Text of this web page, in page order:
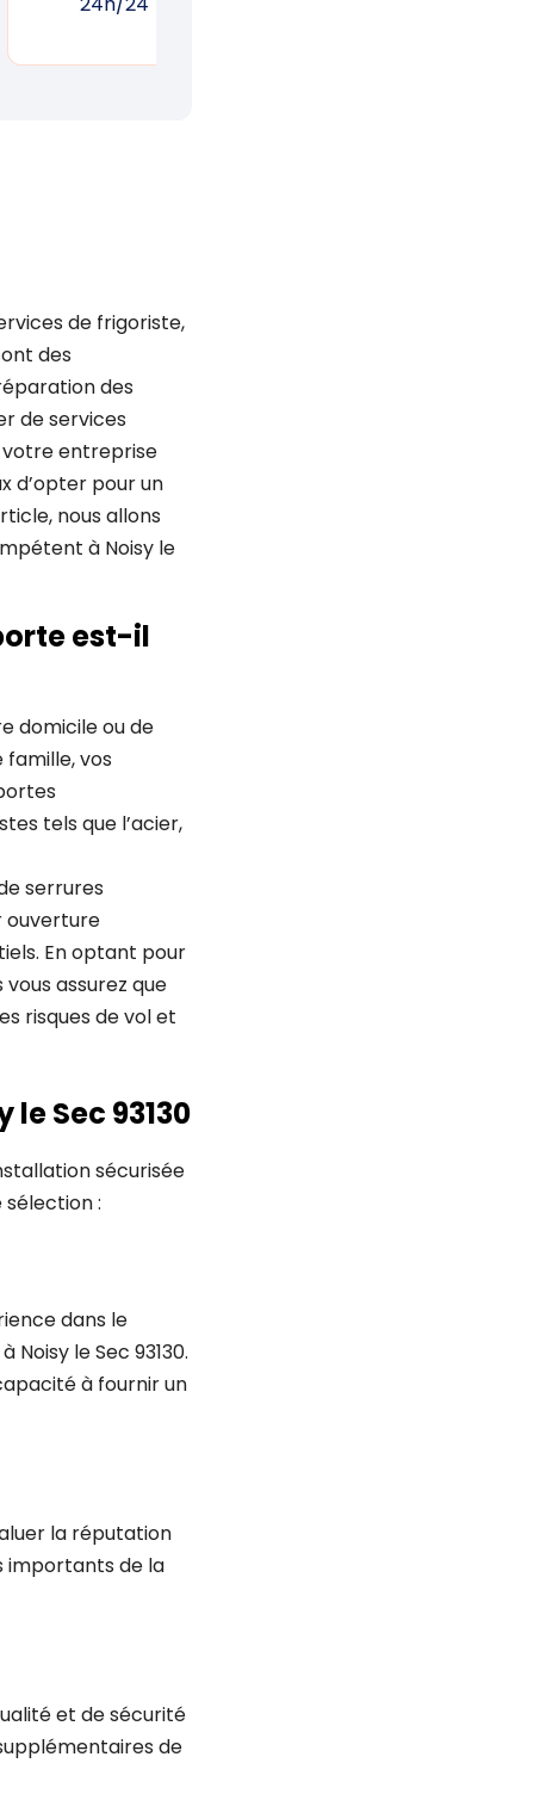
de frigoriste,
des
des
de services
entreprise
d’opter pour un
nous allons
à Noisy le
est-il
domicile ou de
vos
tels que l’acier,
serrures
ouverture
En optant pour
assurez que
risques de vol et
Sec 93130
sécurisée
:
dans le
le Sec 93130.
à fournir un
la réputation
importants de la
et de sécurité
de